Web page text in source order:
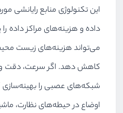
این تکنولوژی منابع رایانشی
داده و هزینه‌های مراکز داده
می‌تواند هزینه‌های زیست
کاهش دهد. اگر سرعت، دقت
شبکه‌های عصبی را
اوضاع در حیطه‌های نظارت،